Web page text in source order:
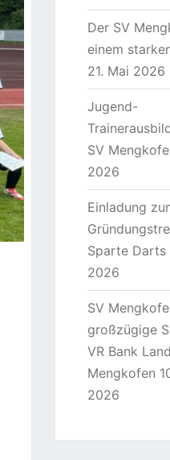
Der SV
einem
21. Mai 2026
Jugend-
SV
2026
Einladung
Sparte Darts
2026
SV
großzügige
VR Bank
Mengkofen
2026